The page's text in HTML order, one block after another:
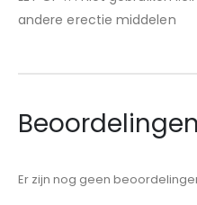
andere erectie middelen
Beoordelingen
Er zijn nog geen